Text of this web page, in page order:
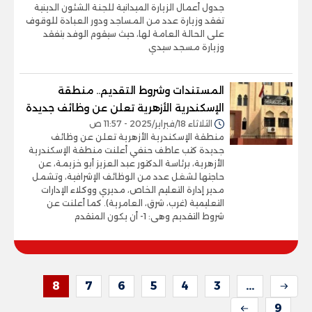
جدول أعمال الزيارة الميدانية للجنة الشئون الدينية
تفقد وزيارة عدد من المساجد ودور العبادة للوقوف
على الحالة العامة لها، حيث سيقوم الوفد بتفقد
وزيارة مسجد سيدي
المستندات وشروط التقديم.. منطقة
الإسكندرية الأزهرية تعلن عن وظائف جديدة
الثلاثاء 18/فبراير/2025 - 11:57 ص
منطقة الإسكندرية الأزهرية تعلن عن وظائف
جديدة كتب عاطف حنفي أعلنت منطقة الإسكندرية
الأزهرية، برئاسة الدكتور عبد العزيز أبو خزيمة، عن
حاجتها لشغل عدد من الوظائف الإشرافية، وتشمل
مدير إدارة التعليم الخاص، مديري ووكلاء الإدارات
التعليمية (غرب، شرق، العامرية). كما أعلنت عن
شروط التقديم وهى: 1- أن يكون المتقدم
...
3
4
5
6
7
8
9